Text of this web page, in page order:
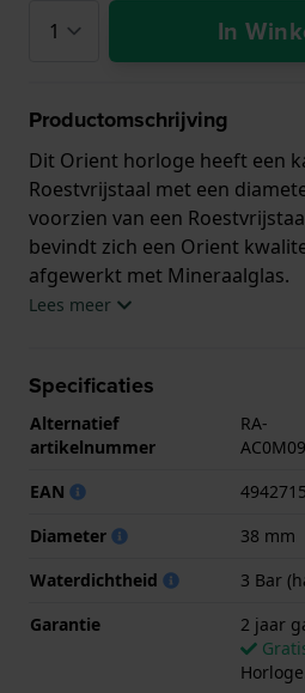
In
Productomschrijving
Dit Orient horloge heeft een
Roestvrijstaal met een
voorzien van een
bevindt zich een Orient
afgewerkt met Mineraalglas.
geleverd met 2 jaar garantie.
.
Lees meer
Specificaties
Alternatief
artikelnummer
RA-
EAN
Diameter
38 mm
Waterdichtheid
3 Bar
Garantie
2 jaar